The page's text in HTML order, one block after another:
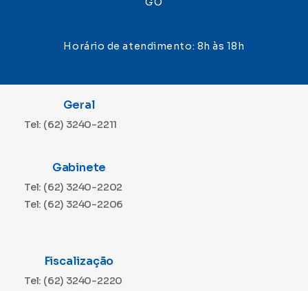
Horário de atendimento: 8h às 18h
Geral
Tel: (62) 3240-2211
Gabinete
Tel: (62) 3240-2202
Tel: (62) 3240-2206
Fiscalização
Tel: (62) 3240-2220